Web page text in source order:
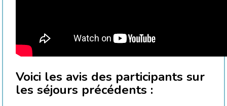
Voici les avis des participants sur
les séjours précédents :